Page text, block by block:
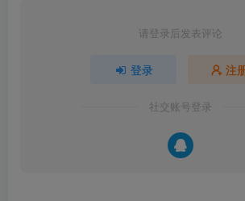
请登录后发表评论
登录 注
社交账号登录